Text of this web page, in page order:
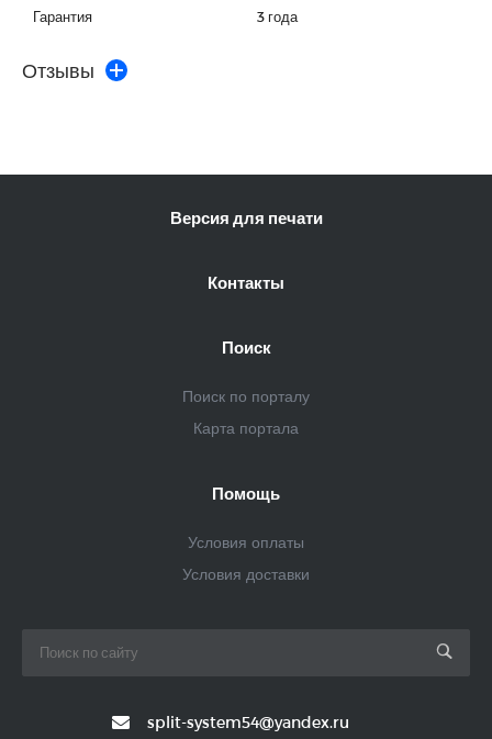
Гарантия 3 года
Отзывы
Версия для печати
Контакты
Поиск
Поиск по порталу
Карта портала
Помощь
Условия оплаты
Условия доставки
split-system54@yandex.ru